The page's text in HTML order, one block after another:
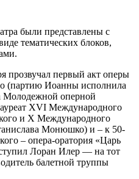
были представлены с
тематических блоков,
прозвучал первый акт оперы
(партию Иоанны исполнила
Молодежной оперной
XVI Международного
и X Международного
Монюшко) и – к 50-
– опера-оратория «Царь
Лоран Илер — на тот
балетной труппы